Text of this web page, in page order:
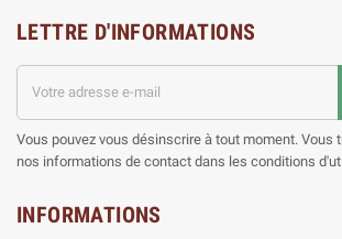
LETTRE D'INFORMATIONS
Vous pouvez vous désinscrire à tout moment. Vous
nos informations de contact dans les conditions
INFORMATIONS